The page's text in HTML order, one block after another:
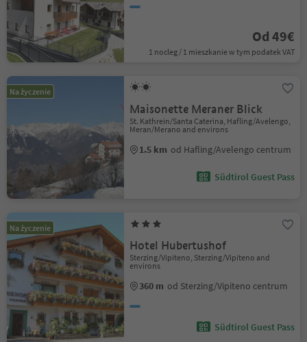
Od 49€
1 nocleg / 1 mieszkanie w tym podatek VAT
Na życzenie
Maisonette Meraner Blick
St. Kathrein/Santa Caterina, Hafling/Avelengo,
Meran/Merano and environs
1.5 km od Hafling/Avelengo centrum
Südtirol Guest Pass
Na życzenie
Hotel Hubertushof
Sterzing/Vipiteno, Sterzing/Vipiteno and
environs
360 m od Sterzing/Vipiteno centrum
Südtirol Guest Pass